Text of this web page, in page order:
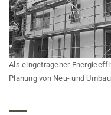
Als eingetragener
Planung von Neu- und